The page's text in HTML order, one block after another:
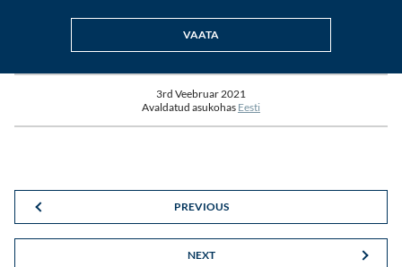
VAATA
3rd Veebruar 2021
Avaldatud asukohas Eesti
PREVIOUS
NEXT